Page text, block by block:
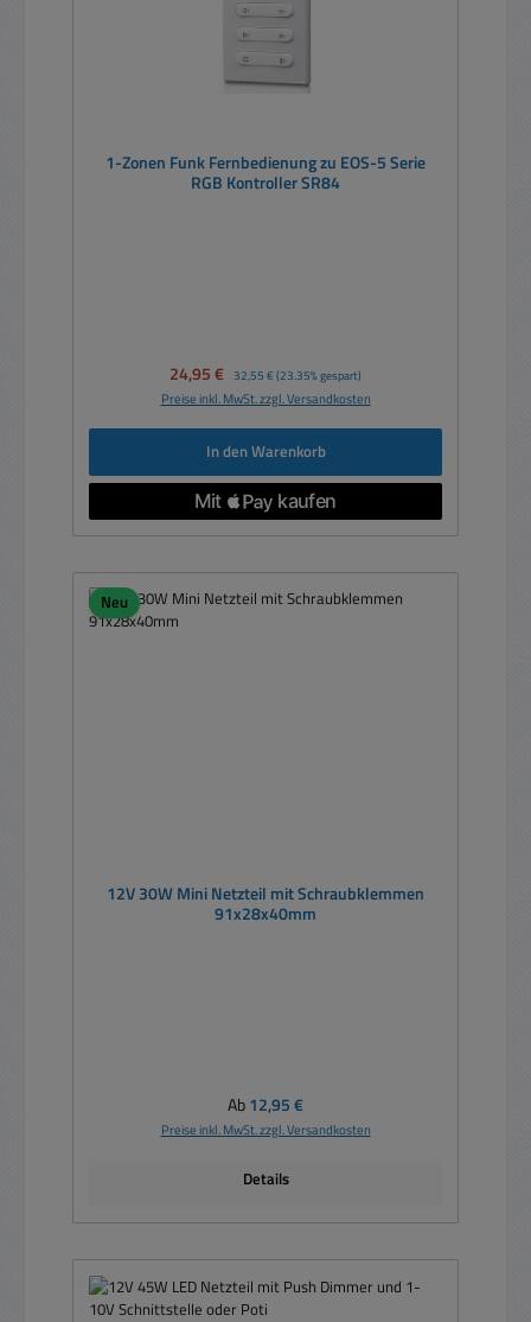
1-Zonen Funk Fernbedienung zu EOS-5 Serie
RGB Kontroller SR84
Verkaufspreis:
24,95 € Regulärer Preis:
32,55 € (23.35% gespart)
Preise inkl. MwSt. zzgl. Versandkosten
In den Warenkorb
Neu
12V 30W Mini Netzteil mit Schraubklemmen
91x28x40mm
Regulärer Preis:
Ab12,95 €
Preise inkl. MwSt. zzgl. Versandkosten
Details